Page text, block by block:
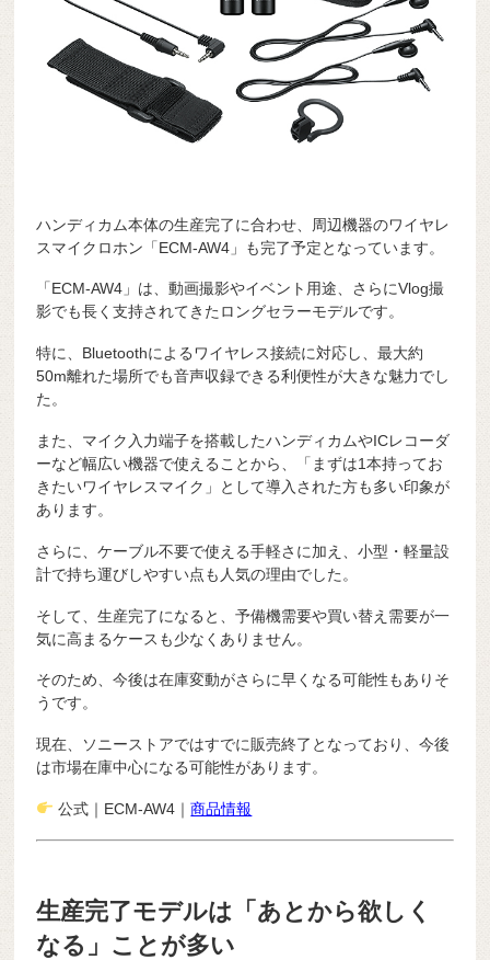
ハンディカム本体の生産完了に合わせ、周辺機器のワイヤレ
スマイクロホン「ECM-AW4」も完了予定となっています。
「ECM-AW4」は、動画撮影やイベント用途、さらにVlog撮
影でも長く支持されてきたロングセラーモデルです。
特に、Bluetoothによるワイヤレス接続に対応し、最大約
50m離れた場所でも音声収録できる利便性が大きな魅力でし
た。
また、マイク入力端子を搭載したハンディカムやICレコーダ
ーなど幅広い機器で使えることから、「まずは1本持ってお
きたいワイヤレスマイク」として導入された方も多い印象が
あります。
さらに、ケーブル不要で使える手軽さに加え、小型・軽量設
計で持ち運びしやすい点も人気の理由でした。
そして、生産完了になると、予備機需要や買い替え需要が一
気に高まるケースも少なくありません。
そのため、今後は在庫変動がさらに早くなる可能性もありそ
うです。
現在、ソニーストアではすでに販売終了となっており、今後
は市場在庫中心になる可能性があります。
公式｜ECM-AW4｜商品情報
生産完了モデルは「あとから欲しく
なる」ことが多い